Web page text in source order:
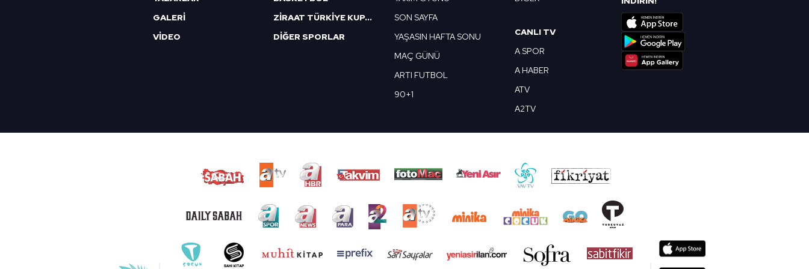
GALERİ
VİDEO
ZİRAAT TÜRKİYE KUPASI
DİĞER SPORLAR
SON SAYFA
YAŞASIN HAFTA SONU
MAÇ GÜNÜ
ARTI FUTBOL
90+1
CANLI TV
A SPOR
A HABER
ATV
A2TV